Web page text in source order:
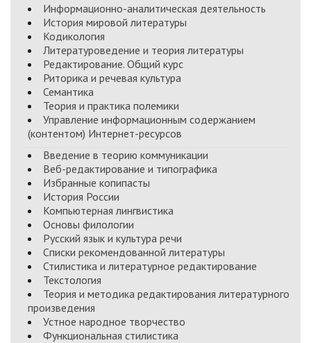
Информационно-аналитическая деятельность
История мировой литературы
Кодикология
Литературоведение и теория литературы
Редактирование. Общий курс
Риторика и речевая культура
Семантика
Теория и практика полемики
Управление информационным содержанием
(контентом) Интернет-ресурсов
Введение в теорию коммуникации
Веб-редактирование и типографика
Избранные копипасты
История России
Компьютерная лингвистика
Основы филологии
Русский язык и культура речи
Списки рекомендованной литературы
Стилистика и литературное редактирование
Текстология
Теория и методика редактирования литературного
произведения
Устное народное творчество
Функциональная стилистика